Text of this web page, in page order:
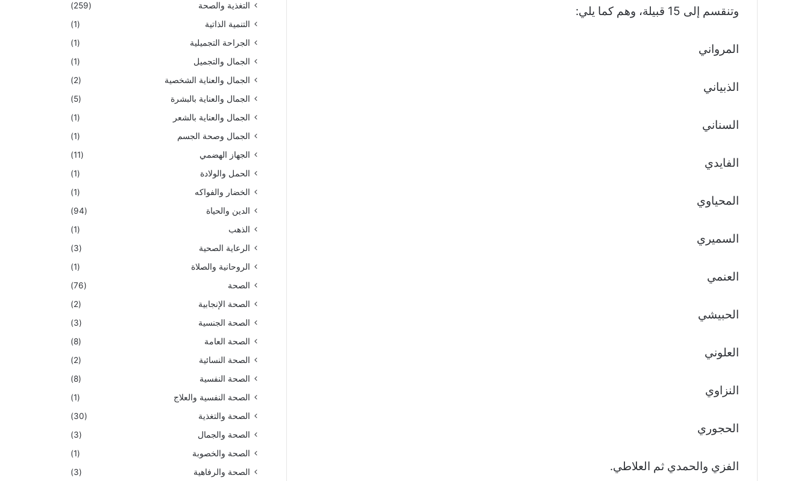
وتنقسم إلى 15 قبيلة، وهم كما يلي:
المرواني
الذبياني
السناني
الفايدي
المحياوي
السميري
العنمي
الحبيشي
العلوني
النزاوي
الحجوري
الفزي والحمدي ثم العلاطي.
التغذية والصحة
(259)
التنمية الذاتية
(1)
الجراحة التجميلية
(1)
الجمال والتجميل
(1)
الجمال والعناية الشخصية
(2)
الجمال والعناية بالبشرة
(5)
الجمال والعناية بالشعر
(1)
الجمال وصحة الجسم
(1)
الجهاز الهضمي
(11)
الحمل والولادة
(1)
الخضار والفواكه
(1)
الدين والحياة
(94)
الذهب
(1)
الرعاية الصحية
(3)
الروحانية والصلاة
(1)
الصحة
(76)
الصحة الإنجابية
(2)
الصحة الجنسية
(3)
الصحة العامة
(8)
الصحة النسائية
(2)
الصحة النفسية
(8)
الصحة النفسية والعلاج
(1)
الصحة والتغذية
(30)
الصحة والجمال
(3)
الصحة والخصوبة
(1)
الصحة والرفاهية
(3)